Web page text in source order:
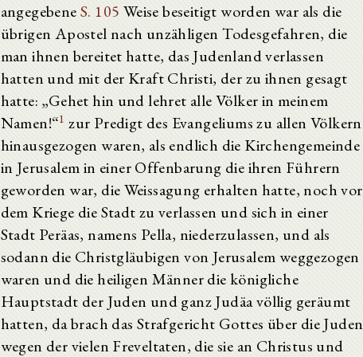
angegebeneS. 105 Weise beseitigt worden war als die
übrigen Apostel nach unzähligen Todesgefahren, die
man ihnen bereitet hatte, das Judenland verlassen
hatten und mit der Kraft Christi, der zu ihnen gesagt
hatte: „Gehet hin und lehret alle Völker in meinem
Namen!“1 zur Predigt des Evangeliums zu allen Völkern
hinausgezogen waren, als endlich die Kirchengemeinde
in Jerusalem in einer Offenbarung die ihren Führern
geworden war, die Weissagung erhalten hatte, noch vor
dem Kriege die Stadt zu verlassen und sich in einer
Stadt Peräas, namens Pella, niederzulassen, und als
sodann die Christgläubigen von Jerusalem weggezogen
waren und die heiligen Männer die königliche
Hauptstadt der Juden und ganz Judäa völlig geräumt
hatten, da brach das Strafgericht Gottes über die Juden
wegen der vielen Freveltaten, die sie an Christus und